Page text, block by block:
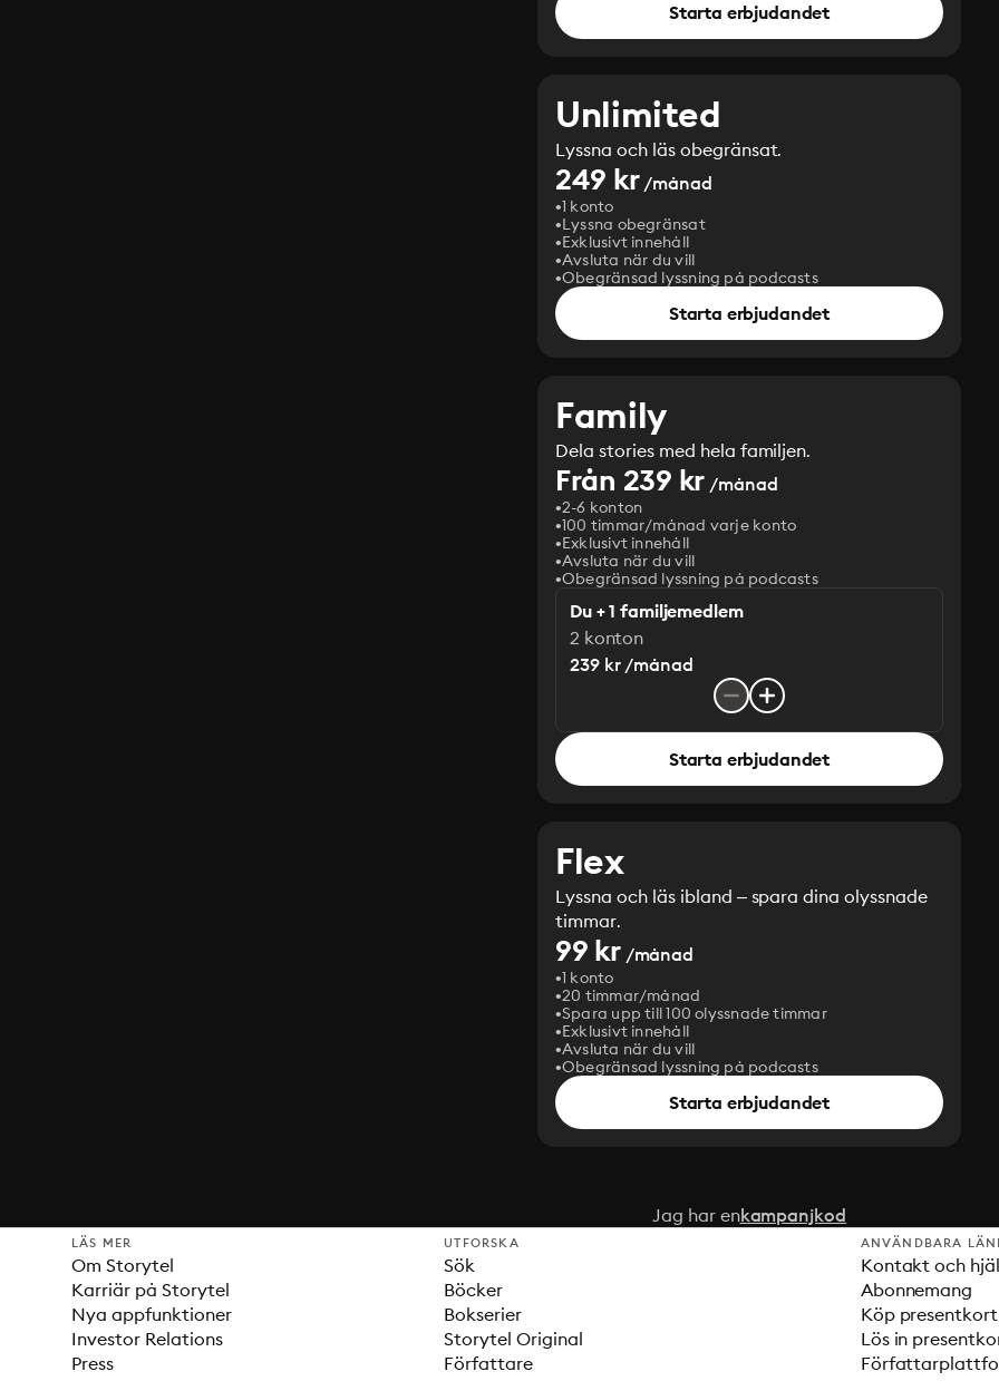
Starta erbjudandet
Unlimited
Lyssna och läs obegränsat.
249 kr/månad
1 konto
Lyssna obegränsat
Exklusivt innehåll
Avsluta när du vill
Obegränsad lyssning på podcasts
Starta erbjudandet
Family
Dela stories med hela familjen.
Från 239 kr /månad
2-6 konton
100 timmar/månad varje konto
Exklusivt innehåll
Avsluta när du vill
Obegränsad lyssning på podcasts
Du + 1 familjemedlem
2 konton
239 kr /månad
Starta erbjudandet
Flex
Lyssna och läs ibland – spara dina olyssnade
timmar.
99 kr/månad
1 konto
20 timmar/månad
Spara upp till 100 olyssnade timmar
Exklusivt innehåll
Avsluta när du vill
Obegränsad lyssning på podcasts
Starta erbjudandet
Jag har enkampanjkod
LÄS MER
Om Storytel
Karriär på Storytel
Nya appfunktioner
Investor Relations
Press
UTFORSKA
Sök
Böcker
Bokserier
Storytel Original
Författare
ANVÄNDBARA
Kontakt och
Abonnemang
Köp presentkort
Lös in